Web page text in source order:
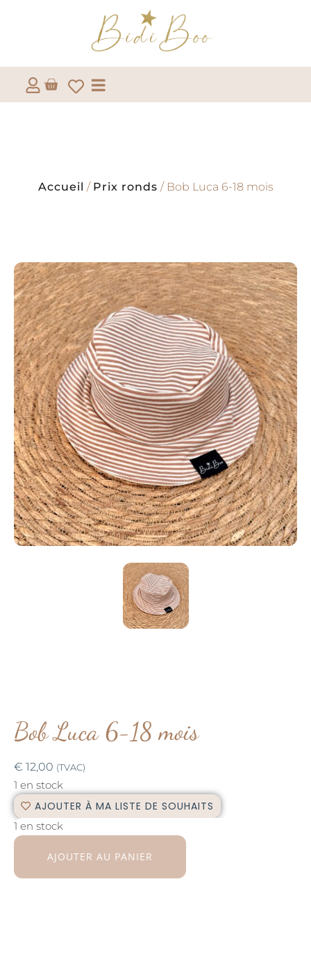
Accueil / Prix ronds / Bob Luca 6-18 mois
Bob Luca 6-18 mois
€ 12,00 (TVAC)
1 en stock
AJOUTER À MA LISTE DE SOUHAITS
1 en stock
AJOUTER AU PANIER